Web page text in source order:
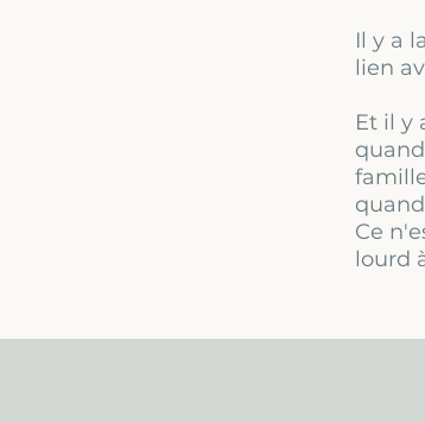
Il y a
lien
Et il y
Ce
lourd